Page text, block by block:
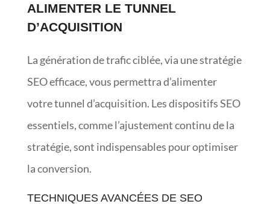
ALIMENTER LE TUNNEL
D’ACQUISITION
La génération de trafic ciblée, via une stratégie
SEO efficace, vous permettra d’alimenter
votre tunnel d’acquisition. Les dispositifs SEO
essentiels, comme l’ajustement continu de la
stratégie, sont indispensables pour optimiser
la conversion.
TECHNIQUES AVANCÉES DE SEO